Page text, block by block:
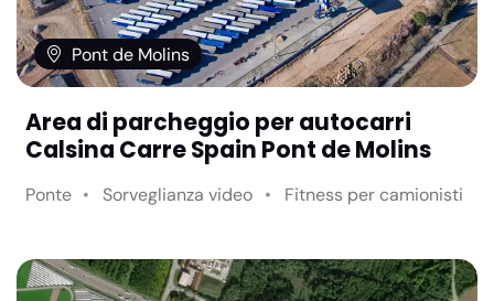
Pont de Molins
Area di parcheggio per autocarri
Calsina Carre Spain Pont de Molins
Ponte Sorveglianza video Fitness per camionisti